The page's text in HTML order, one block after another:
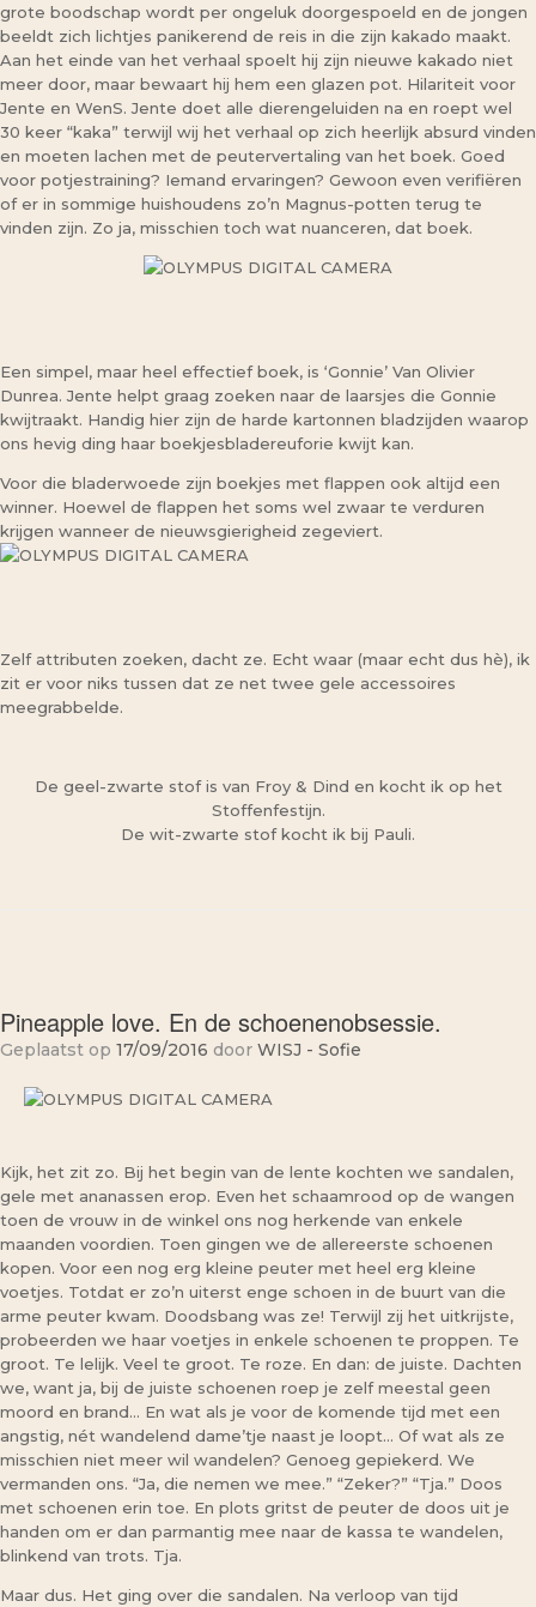
grote boodschap wordt per ongeluk doorgespoeld en de jongen
beeldt zich lichtjes panikerend de reis in die zijn kakado maakt.
Aan het einde van het verhaal spoelt hij zijn nieuwe kakado niet
meer door, maar bewaart hij hem een glazen pot. Hilariteit voor
Jente en WenS. Jente doet alle dierengeluiden na en roept wel
30 keer “kaka” terwijl wij het verhaal op zich heerlijk absurd vinden
en moeten lachen met de peutervertaling van het boek. Goed
voor potjestraining? Iemand ervaringen? Gewoon even verifiëren
of er in sommige huishoudens zo’n Magnus-potten terug te
vinden zijn. Zo ja, misschien toch wat nuanceren, dat boek.
Een simpel, maar heel effectief boek, is ‘Gonnie’ Van Olivier
Dunrea. Jente helpt graag zoeken naar de laarsjes die Gonnie
kwijtraakt. Handig hier zijn de harde kartonnen bladzijden waarop
ons hevig ding haar boekjesbladereuforie kwijt kan.
Voor die bladerwoede zijn boekjes met flappen ook altijd een
winner. Hoewel de flappen het soms wel zwaar te verduren
krijgen wanneer de nieuwsgierigheid zegeviert.
Zelf attributen zoeken, dacht ze. Echt waar (maar echt dus hè), ik
zit er voor niks tussen dat ze net twee gele accessoires
meegrabbelde.
De geel-zwarte stof is van Froy & Dind en kocht ik op het
Stoffenfestijn.
De wit-zwarte stof kocht ik bij Pauli.
Pineapple love. En de schoenenobsessie.
Geplaatst op 17/09/2016 door WISJ - Sofie
Kijk, het zit zo. Bij het begin van de lente kochten we sandalen,
gele met ananassen erop. Even het schaamrood op de wangen
toen de vrouw in de winkel ons nog herkende van enkele
maanden voordien. Toen gingen we de allereerste schoenen
kopen. Voor een nog erg kleine peuter met heel erg kleine
voetjes. Totdat er zo’n uiterst enge schoen in de buurt van die
arme peuter kwam. Doodsbang was ze! Terwijl zij het uitkrijste,
probeerden we haar voetjes in enkele schoenen te proppen. Te
groot. Te lelijk. Veel te groot. Te roze. En dan: de juiste. Dachten
we, want ja, bij de juiste schoenen roep je zelf meestal geen
moord en brand… En wat als je voor de komende tijd met een
angstig, nét wandelend dame’tje naast je loopt… Of wat als ze
misschien niet meer wil wandelen? Genoeg gepiekerd. We
vermanden ons. “Ja, die nemen we mee.” “Zeker?” “Tja.” Doos
met schoenen erin toe. En plots gritst de peuter de doos uit je
handen om er dan parmantig mee naar de kassa te wandelen,
blinkend van trots. Tja.
Maar dus. Het ging over die sandalen. Na verloop van tijd